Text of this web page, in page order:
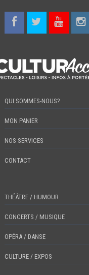
QUI SOMMES-NOUS?
MON PANIER
NOS SERVICES
CONTACT
THÉÂTRE / HUMOUR
CONCERTS / MUSIQUE
OPÉRA / DANSE
CULTURE / EXPOS